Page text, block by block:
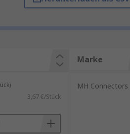
und Sensoren mit Maschinen
Marke
3,67 €/Stück
MH Connectors